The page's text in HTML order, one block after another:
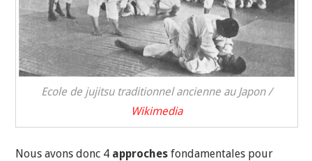
Ecole de jujitsu traditionnel ancienne au Japon /
Wikimedia
Nous avons donc 4 approches fondamentales pour